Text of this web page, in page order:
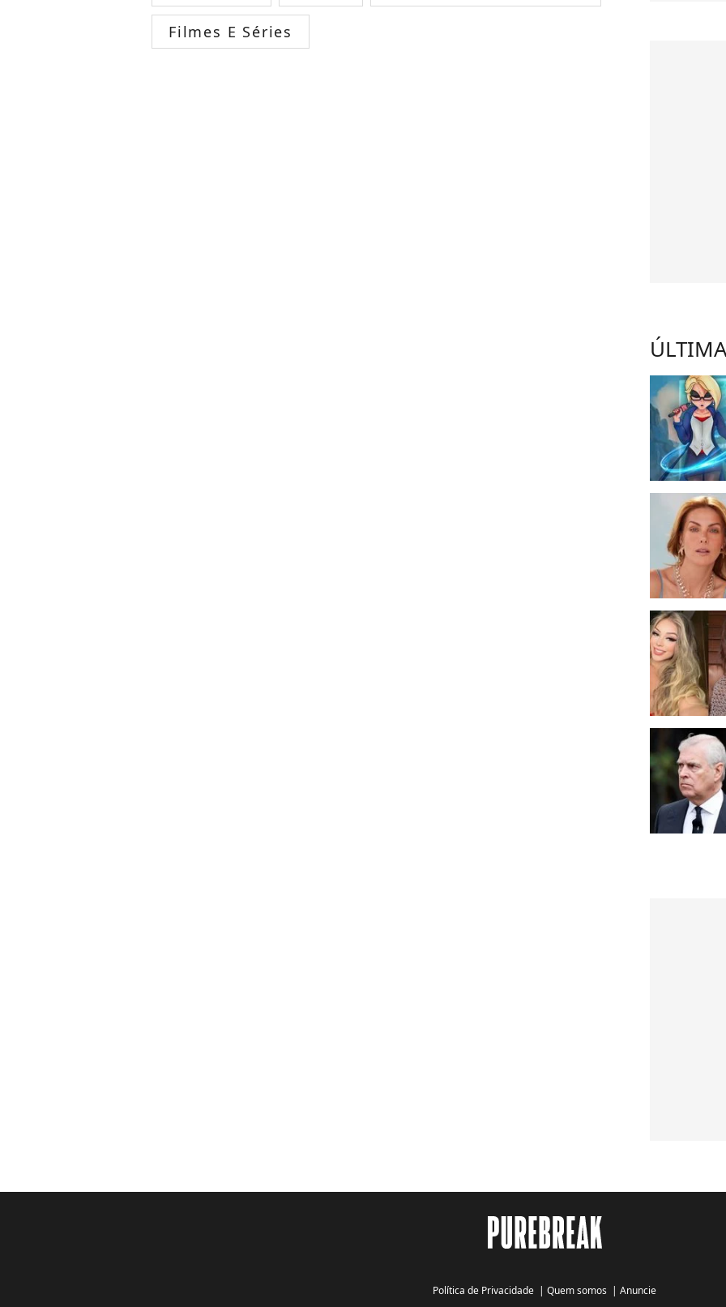
Filmes E Séries
Política de Privacidade | Quem somos | Anuncie